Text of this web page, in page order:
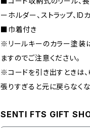
ーホルダー、ストラップ、
■巾着付き
※リールキーのカラー塗装
ますのでご注意ください。
※コードを引き出すときは、
張りすぎると元に戻らなく
SENTI FTS GIFT